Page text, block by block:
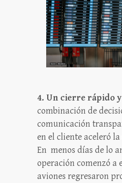
4. Un cierre rápido
combinación de
comunicación
en el cliente aceleró
En menos días de lo
operación comenzó a
aviones regresaron